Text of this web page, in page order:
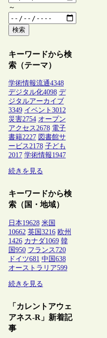
～
検索
キーワードから検
索（テーマ）
学術情報流通4348
デジタル化4098 デ
ジタルアーカイブ
3349 イベント 3012
災害2754 オープン
アクセス2678 電子
書籍2227 図書館サ
ービス2178 子ども
2017 学術情報1947
続きを見る
キーワードから検
索（国・地域）
日本19628 米国
10662 英国3216 欧州
1426 カナダ1069 韓
国950 フランス 720
ドイツ681 中国638
オーストラリア599
続きを見る
「カレントアウェ
アネス-R」新着記
事